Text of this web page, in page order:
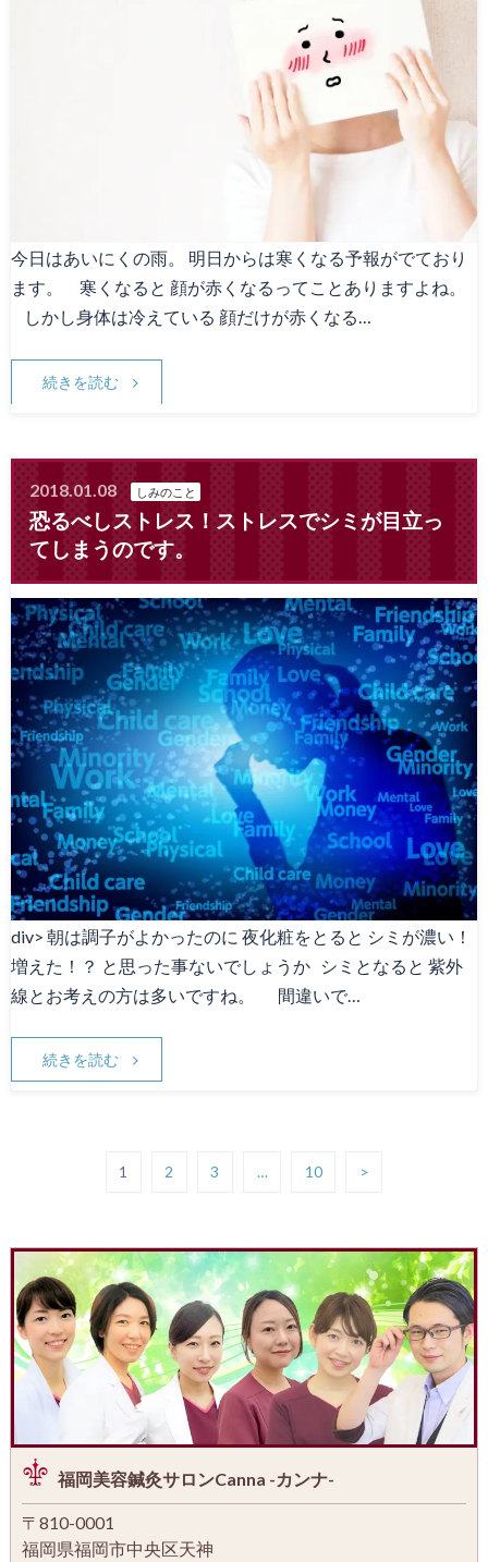
今日はあいにくの雨。 明日からは寒くなる予報がでており
ます。 寒くなると 顔が赤くなるってことありますよね。
しかし身体は冷えている 顔だけが赤くなる…
続きを読む
2018.01.08 しみのこと
恐るべしストレス！ストレスでシミが目立っ
てしまうのです。
div> 朝は調子がよかったのに 夜化粧をとると シミが濃い！
増えた！？ と思った事ないでしょうか シミとなると 紫外
線とお考えの方は多いですね。 間違いで…
続きを読む
1 2 3 … 10 >
福岡美容鍼灸サロンCanna -カンナ-
〒810-0001
福岡県福岡市中央区天神